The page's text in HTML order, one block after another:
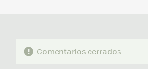
Comentarios cerrados